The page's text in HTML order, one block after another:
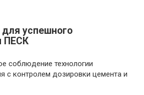
успешного
ПЕСК
соблюдение технологии
с контролем дозировки цемента и